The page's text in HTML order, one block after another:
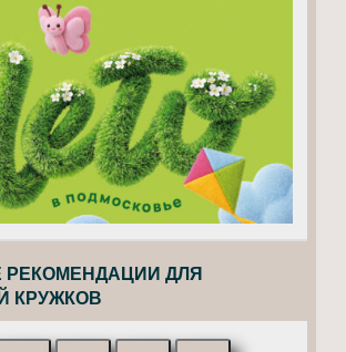
ДЛЯ
КРУЖКОВ